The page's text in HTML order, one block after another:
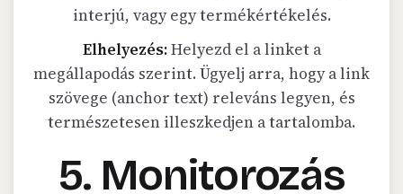
interjú, vagy egy termékértékelés.
Elhelyezés:Helyezd el a linket a
megállapodás szerint. Ügyelj arra, hogy a link
szövege (anchor text) releváns legyen, és
természetesen illeszkedjen a tartalomba.
5. Monitorozás